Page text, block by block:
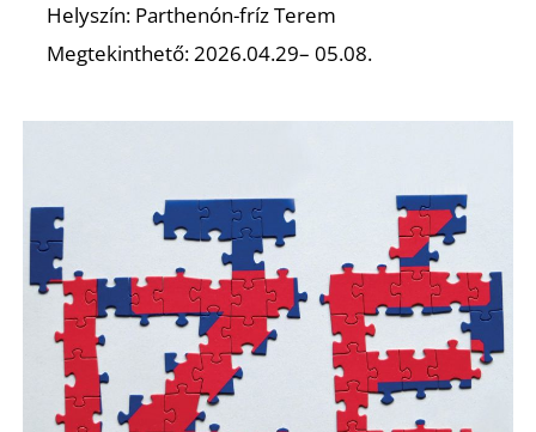
Helyszín: Parthenón-fríz Terem
Megtekinthető: 2026.04.29– 05.08.